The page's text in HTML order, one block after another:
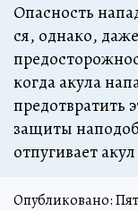
Опас­ность
ся, од­на­ко,
ког­да аку­ла
предот­вра­тить
за­щи­ты
от­пу­ги­ва­ет
Опубликовано: